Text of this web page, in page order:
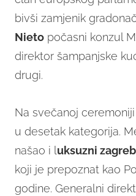
bivši zamjenik
Nieto počasni konzul
direktor šampanjske
drugi.
Na svečanoj
u desetak kategorija.
našao i luksuzni
koji je prepoznat kao
godine. Generalni